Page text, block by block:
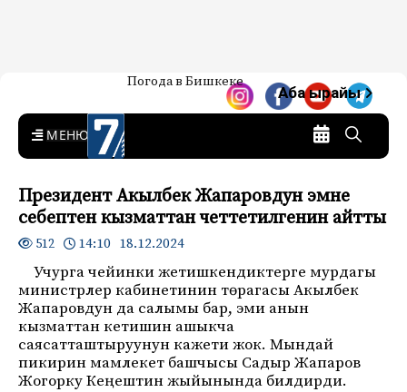
7-канал. Жаңылыктар —
Кыргызстан
Жаңылыктар — Кыргызстан
Погода в Бишкеке
Аба ырайы
MENU
Президент Акылбек Жапаровдун эмне
себептен кызматтан четтетилгенин айтты
512 14:10 18.12.2024
Учурга чейинки жетишкендиктерге мурдагы
министрлер кабинетинин төрагасы Акылбек
Жапаровдун да салымы бар, эми анын
кызматтан кетишин ашыкча
саясатташтыруунун кажети жок. Мындай
пикирин мамлекет башчысы Садыр Жапаров
Жогорку Кеңештин жыйынында билдирди.